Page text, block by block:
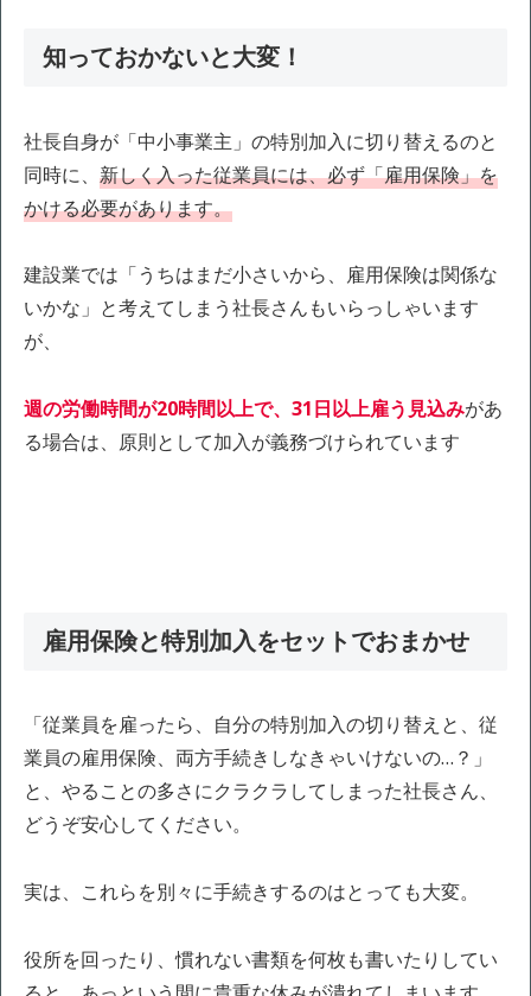
知っておかないと大変！
社長自身が「中小事業主」の特別加入に切り替えるのと
同時に、 新しく入った従業員には、必ず「雇用保険」を
かける必要があります。
建設業では「うちはまだ小さいから、雇用保険は関係な
いかな」と考えてしまう社長さんもいらっしゃいます
が、
週の労働時間が20時間以上で、31日以上雇う見込みがあ
る場合は、原則として加入が義務づけられています
雇用保険と特別加入をセットでおまかせ
「従業員を雇ったら、自分の特別加入の切り替えと、従
業員の雇用保険、両方手続きしなきゃいけないの…？」
と、やることの多さにクラクラしてしまった社長さん、
どうぞ安心してください。
実は、これらを別々に手続きするのはとっても大変。
役所を回ったり、慣れない書類を何枚も書いたりしてい